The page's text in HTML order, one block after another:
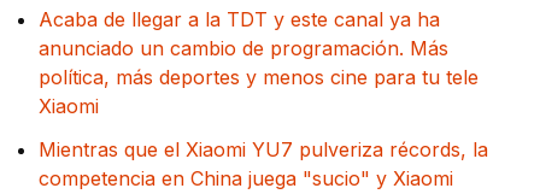
Acaba de llegar a la TDT y este canal ya ha
anunciado un cambio de programación. Más
política, más deportes y menos cine para tu tele
Xiaomi
Mientras que el Xiaomi YU7 pulveriza récords, la
competencia en China juega "sucio" y Xiaomi